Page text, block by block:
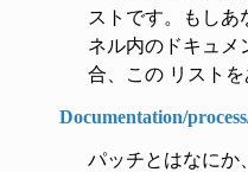
ストです。もしあ
ネル内のドキュメ
合、この リストを
Documentation/
パッチとはなにか